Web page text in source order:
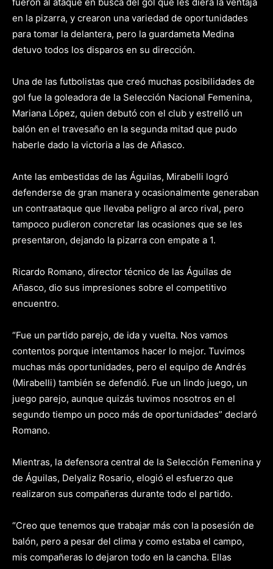
en la pizarra, y crearon una variedad de oportunidades
para tomar la delantera, pero la guardameta Medina
detuvo todos los disparos en su dirección.
Una de las futbolistas que creó muchas posibilidades de
gol fue la goleadora de la Selección Nacional Femenina,
Mariana López, quien debutó con el club y estrelló un
balón en el travesaño en la segunda mitad que pudo
haberle dado la victoria a las de Añasco.
Ante las embestidas de las Águilas, Mirabelli logró
defenderse de gran manera y ocasionalmente generaban
un contraataque que llevaba peligro al arco rival, pero
tampoco pudieron concretar las ocasiones que se les
presentaron, dejando la pizarra con empate a 1.
Ricardo Romano, director técnico de las Águilas de
Añasco, dio sus impresiones sobre el competitivo
encuentro.
“Fue un partido parejo, de ida y vuelta. Nos vamos
contentos porque intentamos hacer lo mejor. Tuvimos
muchas más oportunidades, pero el equipo de Andrés
(Mirabelli) también se defendió. Fue un lindo juego, un
juego parejo, aunque quizás tuvimos nosotros en el
segundo tiempo un poco más de oportunidades” declaró
Romano.
Mientras, la defensora central de la Selección Femenina y
de Águilas, Delyaliz Rosario, elogió el esfuerzo que
realizaron sus compañeras durante todo el partido.
“Creo que tenemos que trabajar más con la posesión de
balón, pero a pesar del clima y como estaba el campo,
mis compañeras lo dejaron todo en la cancha. Ellas